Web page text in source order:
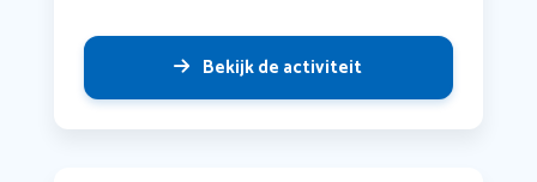
Bekijk de activiteit